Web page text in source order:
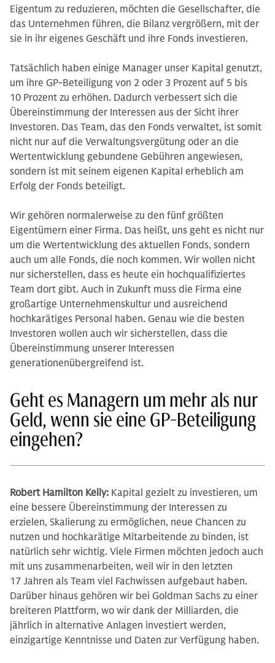
Eigentum zu reduzieren, möchten die Gesellschafter, die
das Unternehmen führen, die Bilanz vergrößern, mit der
sie in ihr eigenes Geschäft und ihre Fonds investieren.
Tatsächlich haben einige Manager unser Kapital genutzt,
um ihre GP-Beteiligung von 2 oder 3 Prozent auf 5 bis
10 Prozent zu erhöhen. Dadurch verbessert sich die
Übereinstimmung der Interessen aus der Sicht ihrer
Investoren. Das Team, das den Fonds verwaltet, ist somit
nicht nur auf die Verwaltungsvergütung oder an die
Wertentwicklung gebundene Gebühren angewiesen,
sondern ist mit seinem eigenen Kapital erheblich am
Erfolg der Fonds beteiligt.
Wir gehören normalerweise zu den fünf größten
Eigentümern einer Firma. Das heißt, uns geht es nicht nur
um die Wertentwicklung des aktuellen Fonds, sondern
auch um alle Fonds, die noch kommen. Wir wollen nicht
nur sicherstellen, dass es heute ein hochqualifiziertes
Team dort gibt. Auch in Zukunft muss die Firma eine
großartige Unternehmenskultur und ausreichend
hochkarätiges Personal haben. Genau wie die besten
Investoren wollen auch wir sicherstellen, dass die
Übereinstimmung unserer Interessen
generationenübergreifend ist.
Geht es Managern um mehr als nur
Geld, wenn sie eine GP-Beteiligung
eingehen?
Robert Hamilton Kelly: Kapital gezielt zu investieren, um
eine bessere Übereinstimmung der Interessen zu
erzielen, Skalierung zu ermöglichen, neue Chancen zu
nutzen und hochkarätige Mitarbeitende zu binden, ist
natürlich sehr wichtig. Viele Firmen möchten jedoch auch
mit uns zusammenarbeiten, weil wir in den letzten
17 Jahren als Team viel Fachwissen aufgebaut haben.
Darüber hinaus gehören wir bei Goldman Sachs zu einer
breiteren Plattform, wo wir dank der Milliarden, die
jährlich in alternative Anlagen investiert werden,
einzigartige Kenntnisse und Daten zur Verfügung haben.